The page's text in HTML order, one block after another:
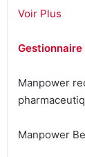
Voir Plus
Gestionnaire
Manpower
Manpower